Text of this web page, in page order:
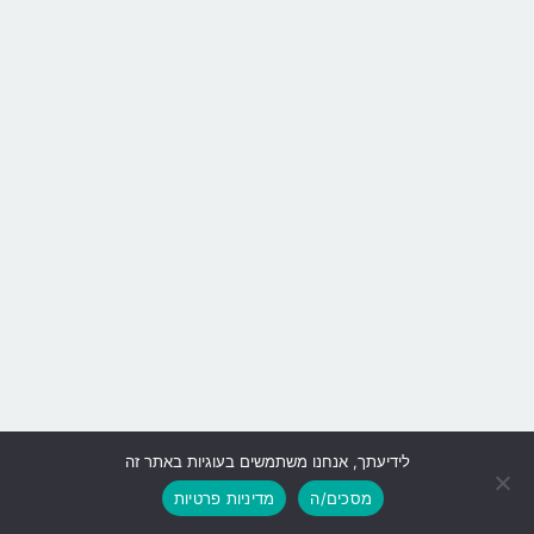
גלילה
לראש
לידיעתך, אנחנו משתמשים בעוגיות באתר זה
מסכים/ה
מדיניות פרטיות